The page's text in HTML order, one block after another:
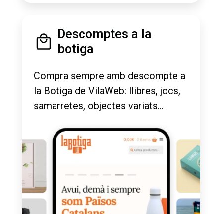
Descomptes a la
botiga
Compra sempre amb descompte a
la Botiga de VilaWeb: llibres, jocs,
samarretes, objectes variats...